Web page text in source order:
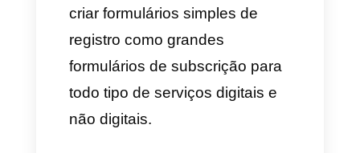
milhares de empresas criar
formulários de todo tipo e
também interfases dentro dos
mesmos chats do